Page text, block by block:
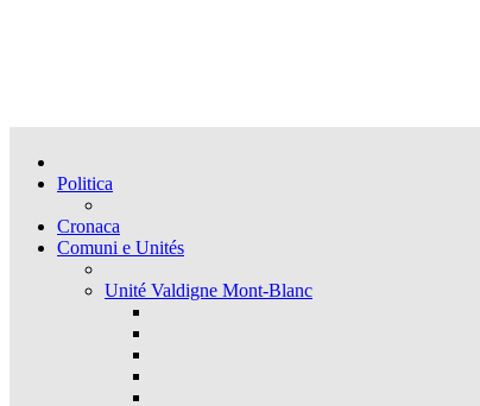
Politica
Cronaca
Comuni e Unités
Unité Valdigne Mont-Blanc